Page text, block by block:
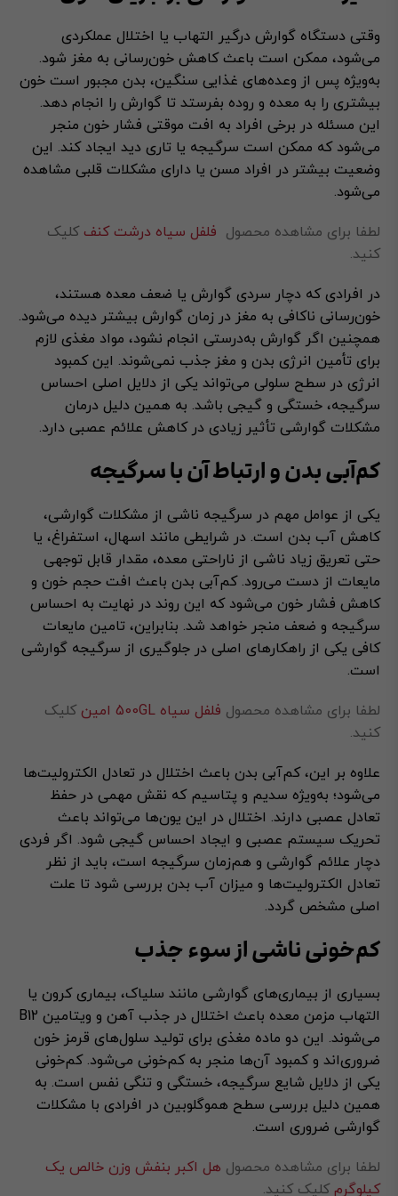
وقتی دستگاه گوارش درگیر التهاب یا اختلال عملکردی
می‌شود، ممکن است باعث کاهش خون‌رسانی به مغز شود.
به‌ویژه پس از وعده‌های غذایی سنگین، بدن مجبور است خون
بیشتری را به معده و روده بفرستد تا گوارش را انجام دهد.
این مسئله در برخی افراد به افت موقتی فشار خون منجر
می‌شود که ممکن است سرگیجه یا تاری دید ایجاد کند. این
وضعیت بیشتر در افراد مسن یا دارای مشکلات قلبی مشاهده
می‌شود.
لطفا برای مشاهده محصول فلفل سیاه درشت کنف کلیک
کنید.
در افرادی که دچار سردی گوارش یا ضعف معده هستند،
خون‌رسانی ناکافی به مغز در زمان گوارش بیشتر دیده می‌شود.
همچنین اگر گوارش به‌درستی انجام نشود، مواد مغذی لازم
برای تأمین انرژی بدن و مغز جذب نمی‌شوند. این کمبود
انرژی در سطح سلولی می‌تواند یکی از دلایل اصلی احساس
سرگیجه، خستگی و گیجی باشد. به همین دلیل درمان
مشکلات گوارشی تأثیر زیادی در کاهش علائم عصبی دارد.
کم‌آبی بدن و ارتباط آن با سرگیجه
یکی از عوامل مهم در سرگیجه ناشی از مشکلات گوارشی،
کاهش آب بدن است. در شرایطی مانند اسهال، استفراغ، یا
حتی تعریق زیاد ناشی از ناراحتی معده، مقدار قابل توجهی
مایعات از دست می‌رود. کم‌آبی بدن باعث افت حجم خون و
کاهش فشار خون می‌شود که این روند در نهایت به احساس
سرگیجه و ضعف منجر خواهد شد. بنابراین، تامین مایعات
کافی یکی از راهکارهای اصلی در جلوگیری از سرگیجه گوارشی
است.
لطفا برای مشاهده محصول فلفل سیاه 500GL امین
کلیک
کنید.
علاوه بر این، کم‌آبی بدن باعث اختلال در تعادل الکترولیت‌ها
می‌شود؛ به‌ویژه سدیم و پتاسیم که نقش مهمی در حفظ
تعادل عصبی دارند. اختلال در این یون‌ها می‌تواند باعث
تحریک سیستم عصبی و ایجاد احساس گیجی شود. اگر فردی
دچار علائم گوارشی و هم‌زمان سرگیجه است، باید از نظر
تعادل الکترولیت‌ها و میزان آب بدن بررسی شود تا علت
اصلی مشخص گردد.
کم‌خونی ناشی از سوء جذب
بسیاری از بیماری‌های گوارشی مانند سلیاک، بیماری کرون یا
التهاب مزمن معده باعث اختلال در جذب آهن و ویتامین B12
می‌شوند. این دو ماده مغذی برای تولید سلول‌های قرمز خون
ضروری‌اند و کمبود آن‌ها منجر به کم‌خونی می‌شود. کم‌خونی
یکی از دلایل شایع سرگیجه، خستگی و تنگی نفس است. به
همین دلیل بررسی سطح هموگلوبین در افرادی با مشکلات
گوارشی ضروری است.
لطفا برای مشاهده محصول هل اکبر بنفش وزن خالص یک
کیلوگرم کلیک کنید.